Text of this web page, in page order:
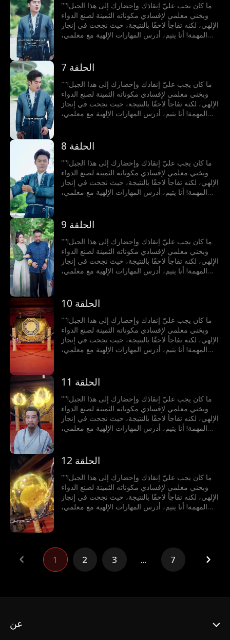
"ما كان يجب عليّ إنقاذك وإحضارك إلى هذا الجبل!"
وبخني معلمي لإفسادي مكوناته الثمينة لصنع الدواء
الإلهي، لكنه تفاجأ لاحقًا بالنتيجة، حيث نجحت في إنجاز
المهمة! أنا يتيم، أدرس المهارات الإلهية مع معلمي،
أنهم عائلتي الضائعة، ولم يكونوا يعلمون أنني شخصية
الحلقة 7
"ما كان يجب عليّ إنقاذك وإحضارك إلى هذا الجبل!"
وبخني معلمي لإفسادي مكوناته الثمينة لصنع الدواء
الإلهي، لكنه تفاجأ لاحقًا بالنتيجة، حيث نجحت في إنجاز
المهمة! أنا يتيم، أدرس المهارات الإلهية مع معلمي،
أنهم عائلتي الضائعة، ولم يكونوا يعلمون أنني شخصية
الحلقة 8
"ما كان يجب عليّ إنقاذك وإحضارك إلى هذا الجبل!"
وبخني معلمي لإفسادي مكوناته الثمينة لصنع الدواء
الإلهي، لكنه تفاجأ لاحقًا بالنتيجة، حيث نجحت في إنجاز
المهمة! أنا يتيم، أدرس المهارات الإلهية مع معلمي،
أنهم عائلتي الضائعة، ولم يكونوا يعلمون أنني شخصية
الحلقة 9
"ما كان يجب عليّ إنقاذك وإحضارك إلى هذا الجبل!"
وبخني معلمي لإفسادي مكوناته الثمينة لصنع الدواء
الإلهي، لكنه تفاجأ لاحقًا بالنتيجة، حيث نجحت في إنجاز
المهمة! أنا يتيم، أدرس المهارات الإلهية مع معلمي،
أنهم عائلتي الضائعة، ولم يكونوا يعلمون أنني شخصية
الحلقة 10
"ما كان يجب عليّ إنقاذك وإحضارك إلى هذا الجبل!"
وبخني معلمي لإفسادي مكوناته الثمينة لصنع الدواء
الإلهي، لكنه تفاجأ لاحقًا بالنتيجة، حيث نجحت في إنجاز
المهمة! أنا يتيم، أدرس المهارات الإلهية مع معلمي،
أنهم عائلتي الضائعة، ولم يكونوا يعلمون أنني شخصية
الحلقة 11
"ما كان يجب عليّ إنقاذك وإحضارك إلى هذا الجبل!"
وبخني معلمي لإفسادي مكوناته الثمينة لصنع الدواء
الإلهي، لكنه تفاجأ لاحقًا بالنتيجة، حيث نجحت في إنجاز
المهمة! أنا يتيم، أدرس المهارات الإلهية مع معلمي،
أنهم عائلتي الضائعة، ولم يكونوا يعلمون أنني شخصية
الحلقة 12
"ما كان يجب عليّ إنقاذك وإحضارك إلى هذا الجبل!"
وبخني معلمي لإفسادي مكوناته الثمينة لصنع الدواء
الإلهي، لكنه تفاجأ لاحقًا بالنتيجة، حيث نجحت في إنجاز
المهمة! أنا يتيم، أدرس المهارات الإلهية مع معلمي،
قوية بقدرات هائلة!
1 2 3 ... 7
عن